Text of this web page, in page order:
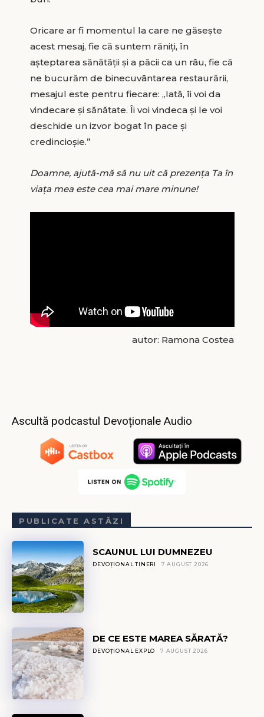
Oricare ar fi momentul la care ne găsește
acest mesaj, fie că suntem răniți, în
așteptarea sănătății și a păcii ca un râu, fie că
ne bucurăm de binecuvântarea restaurării,
mesajul este pentru fiecare: „Iată, îi voi da
vindecare și sănătate. Îi voi vindeca și le voi
deschide un izvor bogat în pace și
credincioșie.”
Doamne, ajută-mă să nu uit că prezența Ta în
viața mea este cea mai mare minune!
autor: Ramona Costea
Ascultă podcastul Devoționale Audio
PUBLICATE ASTĂZI
SCAUNUL LUI DUMNEZEU
DEVOȚIONAL TINERI 7 AUGUST 2026
DE CE ESTE MAREA SĂRATĂ?
DEVOȚIONAL EXPLO 7 AUGUST 2026